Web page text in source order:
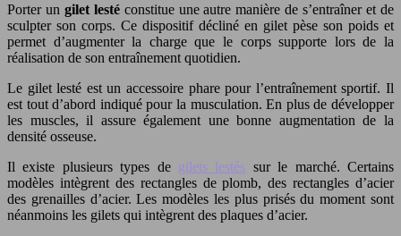
Porter un gilet lestéconstitue une autre manière de s’entraîner et de
sculpter son corps. Ce dispositif décliné en gilet pèse son poids et
permet d’augmenter la charge que le corps supporte lors de la
réalisation de son entraînement quotidien.
Le gilet lesté est un accessoire phare pour l’entraînement sportif. Il
est tout d’abord indiqué pour la musculation. En plus de développer
les muscles, il assure également une bonne augmentation de la
densité osseuse.
Il existe plusieurs types de gilets lestés sur le marché. Certains
modèles intègrent des rectangles de plomb, des rectangles d’acier
des grenailles d’acier. Les modèles les plus prisés du moment sont
néanmoins les gilets qui intègrent des plaques d’acier.